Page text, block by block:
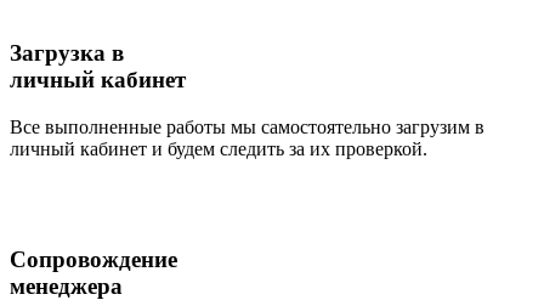
Загрузка в
личный кабинет
Все выполненные работы мы самостоятельно загрузим в
личный кабинет и будем следить за их проверкой.
Сопровождение
менеджера